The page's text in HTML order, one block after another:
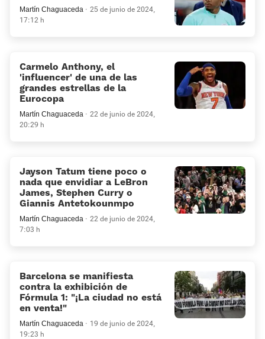
Martín Chaguaceda
25 de junio de 2024,
17:12 h
Carmelo Anthony, el
'influencer' de una de las
grandes estrellas de la
Eurocopa
Martín Chaguaceda
22 de junio de 2024,
20:29 h
Jayson Tatum tiene poco o
nada que envidiar a LeBron
James, Stephen Curry o
Giannis Antetokounmpo
Martín Chaguaceda
22 de junio de 2024,
7:03 h
Barcelona se manifiesta
contra la exhibición de
Fórmula 1: «¡La ciudad no está
en venta!»
Martín Chaguaceda
19 de junio de 2024,
19:23 h